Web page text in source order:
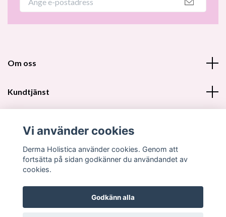
Om oss
Kundtjänst
Sociala medier
Vi använder cookies
Derma Holistica använder cookies. Genom att
fortsätta på sidan godkänner du användandet av
cookies.
Godkänn alla